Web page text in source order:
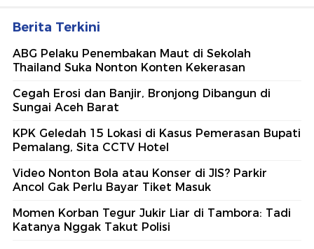
Berita Terkini
ABG Pelaku Penembakan Maut di Sekolah
Thailand Suka Nonton Konten Kekerasan
Cegah Erosi dan Banjir, Bronjong Dibangun di
Sungai Aceh Barat
KPK Geledah 15 Lokasi di Kasus Pemerasan Bupati
Pemalang, Sita CCTV Hotel
Video Nonton Bola atau Konser di JIS? Parkir
Ancol Gak Perlu Bayar Tiket Masuk
Momen Korban Tegur Jukir Liar di Tambora: Tadi
Katanya Nggak Takut Polisi